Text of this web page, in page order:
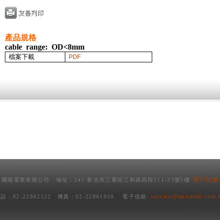
產品規格
cable range: OD<8mm
檔案下載 PDF
國陽電業有限公司 地址：241 新北市三重區三和路四段111-33號5樓 電子地圖
話：02-22862122 傳真：02-22861010 電子信箱: